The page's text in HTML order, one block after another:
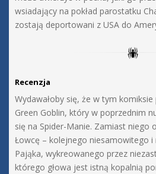
wsiadający na pokład parostatku
zostają deportowani z USA do
Recenzja
Wydawałoby się, że w tym
Green Goblin, który w poprzednim
się na Spider-Manie. Zamiast niego
Łowcę – kolejnego niesamowitego
Pająka, wykreowanego przez
którego głowa jest istną kopalnią